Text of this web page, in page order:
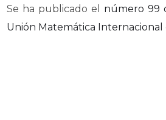
Se ha publicado el número 99
Unión Matemática Internacional